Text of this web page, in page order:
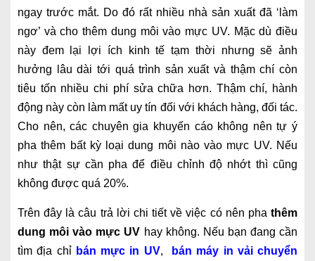
ngay trước mắt. Do đó rất nhiều nhà sản xuất đã ‘làm
ngơ’ và cho thêm dung môi vào mực UV. Mặc dù điều
này đem lại lợi ích kinh tế tạm thời nhưng sẽ ảnh
hưởng lâu dài tới quá trình sản xuất và thậm chí còn
tiêu tốn nhiều chi phí sửa chữa hơn. Thậm chí, hành
động này còn làm mất uy tín đối với khách hàng, đối tác.
Cho nên, các chuyên gia khuyến cáo không nên tự ý
pha thêm bất kỳ loại dung môi nào vào mực UV. Nếu
như thật sự cần pha để điều chỉnh độ nhớt thì cũng
không được quá 20%.
Trên đây là câu trả lời chi tiết về việc có nên pha thêm
dung môi vào mực UV hay không. Nếu bạn đang cần
tìm địa chỉ bán mực in UV,
bán máy in vải chuyển